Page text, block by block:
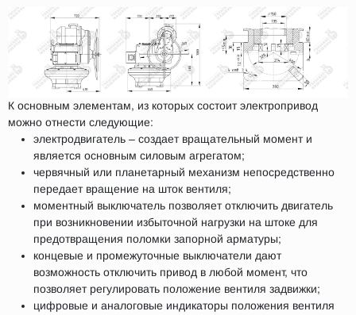
К основным элементам, из которых состоит электропривод
можно отнести следующие:
электродвигатель – создает вращательный момент и
является основным силовым агрегатом;
червячный или планетарный механизм непосредственно
передает вращение на шток вентиля;
моментный выключатель позволяет отключить двигатель
при возникновении избыточной нагрузки на штоке для
предотвращения поломки запорной арматуры;
концевые и промежуточные выключатели дают
возможность отключить привод в любой момент, что
позволяет регулировать положение вентиля задвижки;
цифровые и аналоговые индикаторы положения вентиля